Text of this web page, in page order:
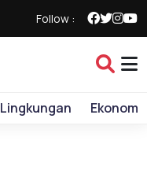
Follow :
Lingkungan Ekonomi